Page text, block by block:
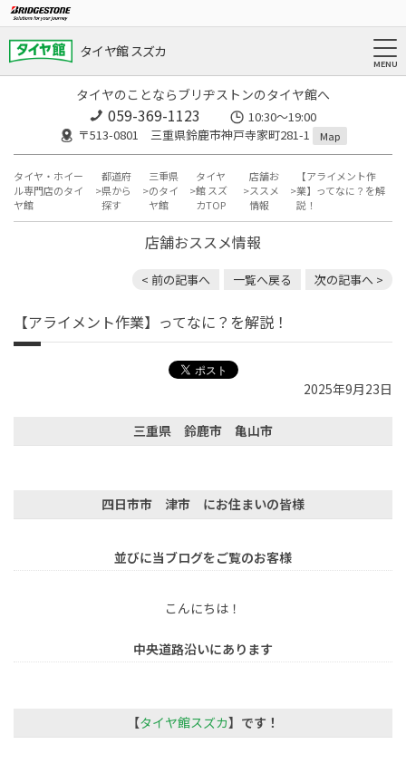
タイヤ館 スズカ
タイヤのことならブリヂストンのタイヤ館へ
059-369-1123
10:30～19:00
〒513-0801 三重県鈴鹿市神戸寺家町281-1
Map
タイヤ・ホイー
ル専門店のタイ
ヤ館
都道府
県から
探す
三重県
のタイ
ヤ館
タイヤ
館 スズ
カTOP
店舗お
ススメ
情報
【アライメント作
業】ってなに？を解
説！
店舗おススメ情報
< 前の記事へ 一覧へ戻る 次の記事へ >
【アライメント作業】ってなに？を解説！
2025年9月23日
三重県 鈴鹿市 亀山市
四日市市 津市 にお住まいの皆様
並びに当ブログをご覧のお客様
こんにちは！
中央道路沿いにあります
【タイヤ館スズカ】です！